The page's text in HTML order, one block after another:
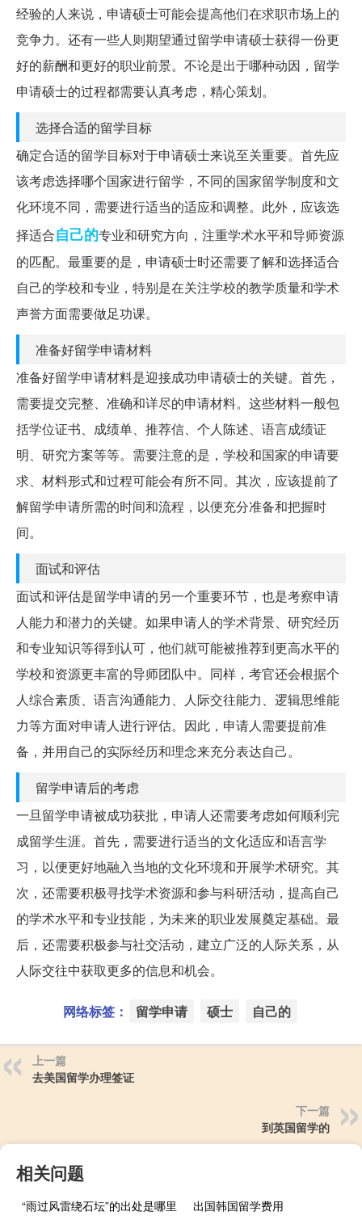
经验的人来说，申请硕士可能会提高他们在求职市场上的
竞争力。还有一些人则期望通过留学申请硕士获得一份更
好的薪酬和更好的职业前景。不论是出于哪种动因，留学
申请硕士的过程都需要认真考虑，精心策划。
选择合适的留学目标
确定合适的留学目标对于申请硕士来说至关重要。首先应
该考虑选择哪个国家进行留学，不同的国家留学制度和文
化环境不同，需要进行适当的适应和调整。此外，应该选
择适合自己的专业和研究方向，注重学术水平和导师资源
的匹配。最重要的是，申请硕士时还需要了解和选择适合
自己的学校和专业，特别是在关注学校的教学质量和学术
声誉方面需要做足功课。
准备好留学申请材料
准备好留学申请材料是迎接成功申请硕士的关键。首先，
需要提交完整、准确和详尽的申请材料。这些材料一般包
括学位证书、成绩单、推荐信、个人陈述、语言成绩证
明、研究方案等等。需要注意的是，学校和国家的申请要
求、材料形式和过程可能会有所不同。其次，应该提前了
解留学申请所需的时间和流程，以便充分准备和把握时
间。
面试和评估
面试和评估是留学申请的另一个重要环节，也是考察申请
人能力和潜力的关键。如果申请人的学术背景、研究经历
和专业知识等得到认可，他们就可能被推荐到更高水平的
学校和资源更丰富的导师团队中。同样，考官还会根据个
人综合素质、语言沟通能力、人际交往能力、逻辑思维能
力等方面对申请人进行评估。因此，申请人需要提前准
备，并用自己的实际经历和理念来充分表达自己。
留学申请后的考虑
一旦留学申请被成功获批，申请人还需要考虑如何顺利完
成留学生涯。首先，需要进行适当的文化适应和语言学
习，以便更好地融入当地的文化环境和开展学术研究。其
次，还需要积极寻找学术资源和参与科研活动，提高自己
的学术水平和专业技能，为未来的职业发展奠定基础。最
后，还需要积极参与社交活动，建立广泛的人际关系，从
人际交往中获取更多的信息和机会。
网络标签： 留学申请 硕士 自己的
上一篇
去美国留学办理签证
下一篇
到英国留学的
相关问题
“雨过风雷绕石坛”的出处是哪里 出国韩国留学费用